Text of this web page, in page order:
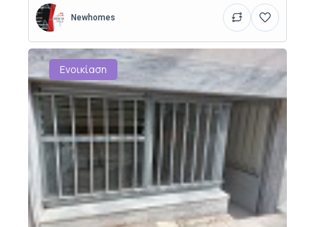
Newhomes
Ενοικίαση